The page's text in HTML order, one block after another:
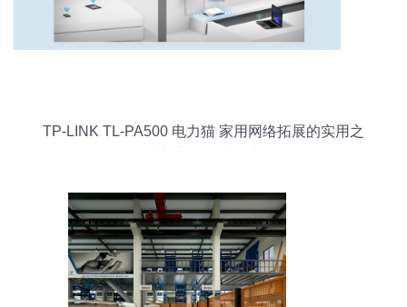
TP-LINK TL-PA500 电力猫 家用网络拓展的实用之